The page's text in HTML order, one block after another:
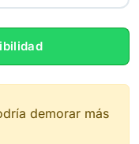
demorar más